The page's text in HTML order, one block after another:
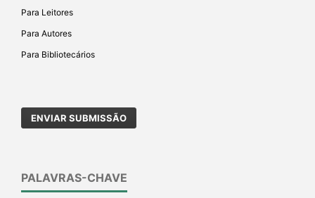
Para Leitores
Para Autores
Para Bibliotecários
ENVIAR SUBMISSÃO
PALAVRAS-CHAVE